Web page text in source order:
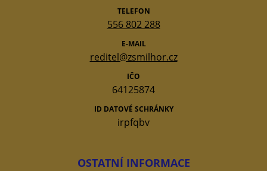
TELEFON
556 802 288
E-MAIL
reditel@zsmilhor.cz
IČO
64125874
ID DATOVÉ SCHRÁNKY
irpfqbv
OSTATNÍ INFORMACE